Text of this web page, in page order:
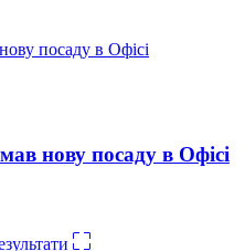
нову посаду в Офісі